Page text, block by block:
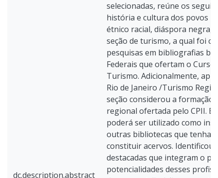
dc.description.abstract
selecionadas, reúne os
história e cultura dos povos
étnico racial, diáspora negra,
seção de turismo, a qual foi
pesquisas em bibliografias
Federais que ofertam o Curso
Turismo. Adicionalmente,
Rio de Janeiro /Turismo
seção considerou a formação
regional ofertada pelo CPII.
poderá ser utilizado como
outras bibliotecas que
constituir acervos.
destacadas que integram o
potencialidades desses